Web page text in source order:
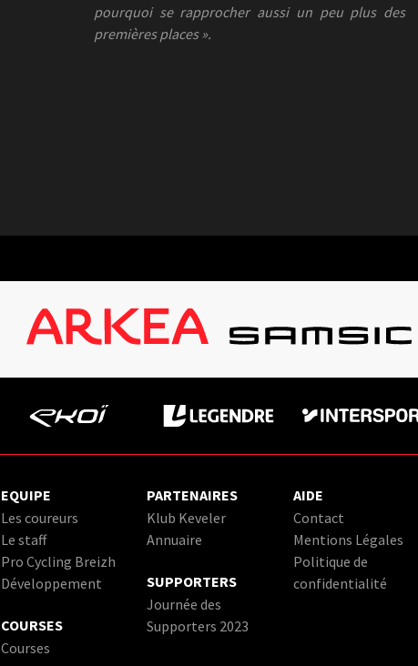
pourquoi se rapprocher aussi un peu plus des
premières places ».
EQUIPE
Les coureurs
Le staff
Pro Cycling Breizh
Développement
COURSES
Courses
PARTENAIRES
Klub Keveler
Annuaire
SUPPORTERS
Journée des
Supporters 2023
AIDE
Contact
Mentions Légales
Politique de
confidentialité